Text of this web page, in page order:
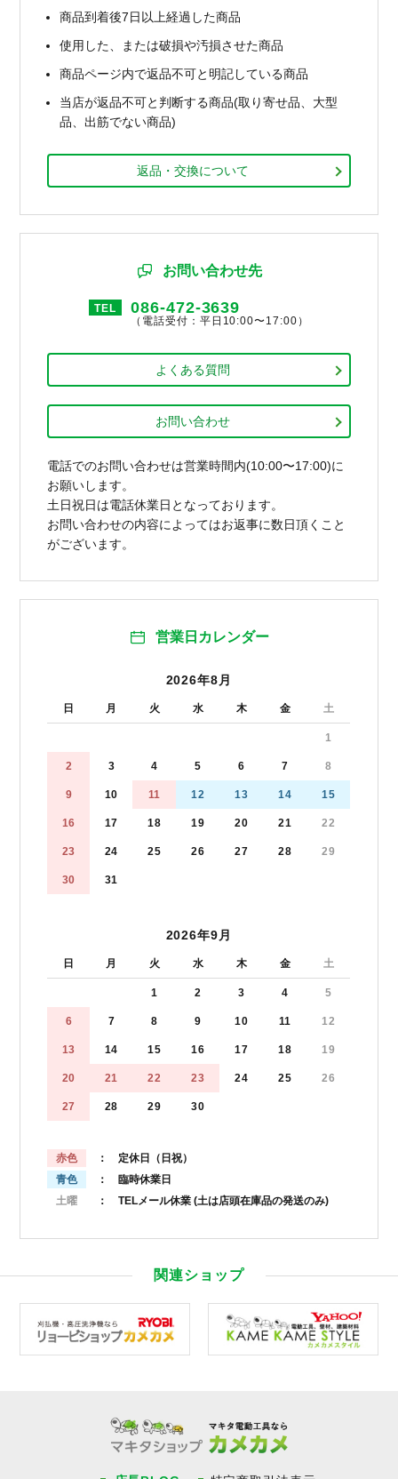
商品到着後7日以上経過した商品
使用した、または破損や汚損させた商品
商品ページ内で返品不可と明記している商品
当店が返品不可と判断する商品(取り寄せ品、大型
品、出筋でない商品)
返品・交換について
お問い合わせ先
TEL 086-472-3639
（電話受付：平日10:00〜17:00）
よくある質問
お問い合わせ
電話でのお問い合わせは営業時間内(10:00〜17:00)に
お願いします。
土日祝日は電話休業日となっております。
お問い合わせの内容によってはお返事に数日頂くこと
がございます。
営業日カレンダー
2026年8月
日 月 火 水 木 金 土
1
2 3 4 5 6 7 8
9 10 11 12 13 14 15
16 17 18 19 20 21 22
23 24 25 26 27 28 29
30 31
2026年9月
日 月 火 水 木 金 土
1 2 3 4 5
6 7 8 9 10 11 12
13 14 15 16 17 18 19
20 21 22 23 24 25 26
27 28 29 30
赤色
： 定休日（日祝）
青色
： 臨時休業日
土曜
： TELメール休業 (土は店頭在庫品の発送のみ)
関連ショップ